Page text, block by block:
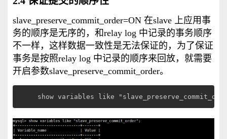
slave_preserve_commit_order=ON 在slave 上应用事
务的顺序是无序的，和relay log 中记录的事务顺序
不一样，这样数据一致性是无法保证的，为了保证
事务是按照relay log 中记录的顺序来回放，就需要
开启参数slave_preserve_commit_order。
show variables like